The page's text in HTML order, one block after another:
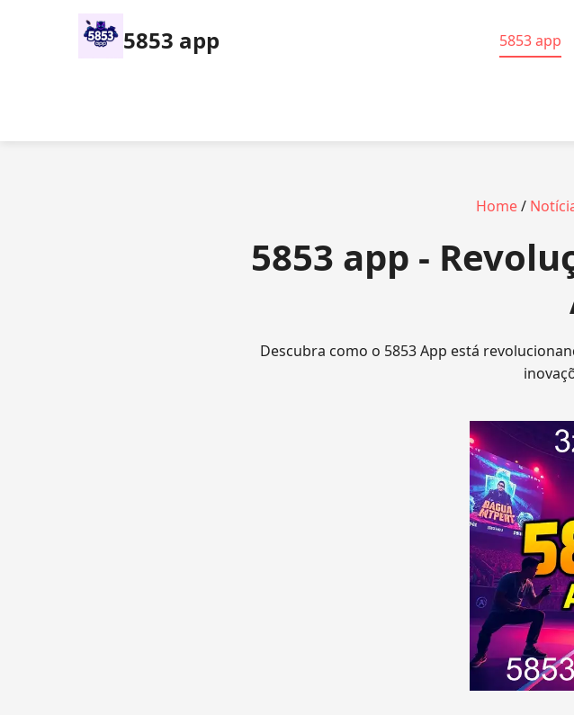
5853 app 5853 app
Home/
5853 app -
Descubra como o 5853 App está